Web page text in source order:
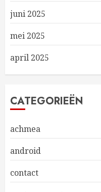
juni 2025
mei 2025
april 2025
CATEGORIEËN
achmea
android
contact